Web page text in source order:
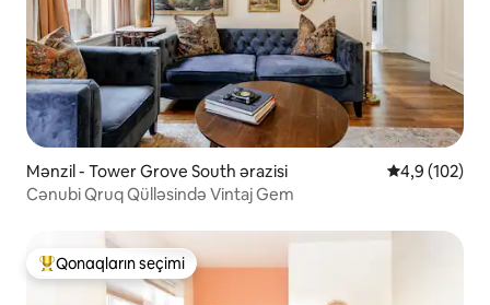
Mənzil - Tower Grove South ərazisi Ortalama
4,9 (102)
Cənubi Qruq Qülləsində Vintaj Gem
Populyar "Qonaqların seçimi"
Qonaqların seçimi